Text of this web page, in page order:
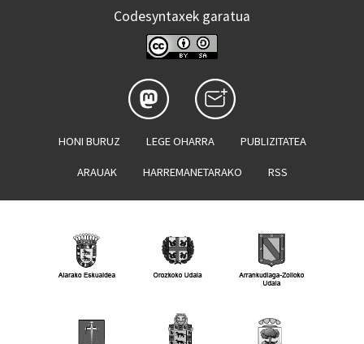
Codesyntaxek garatua
HONI BURUZ LEGE OHARRA PUBLIZITATEA
ARAUAK HARREMANETARAKO RSS